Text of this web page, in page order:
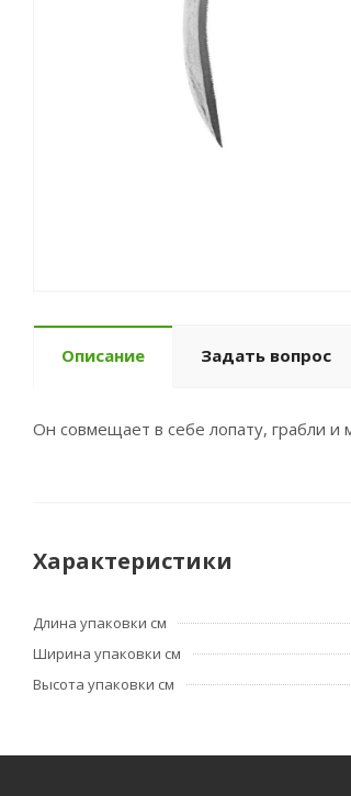
Описание Задать вопрос
Он совмещает в себе лопату, грабли
Характеристики
Длина упаковки см
Ширина упаковки см
Высота упаковки см